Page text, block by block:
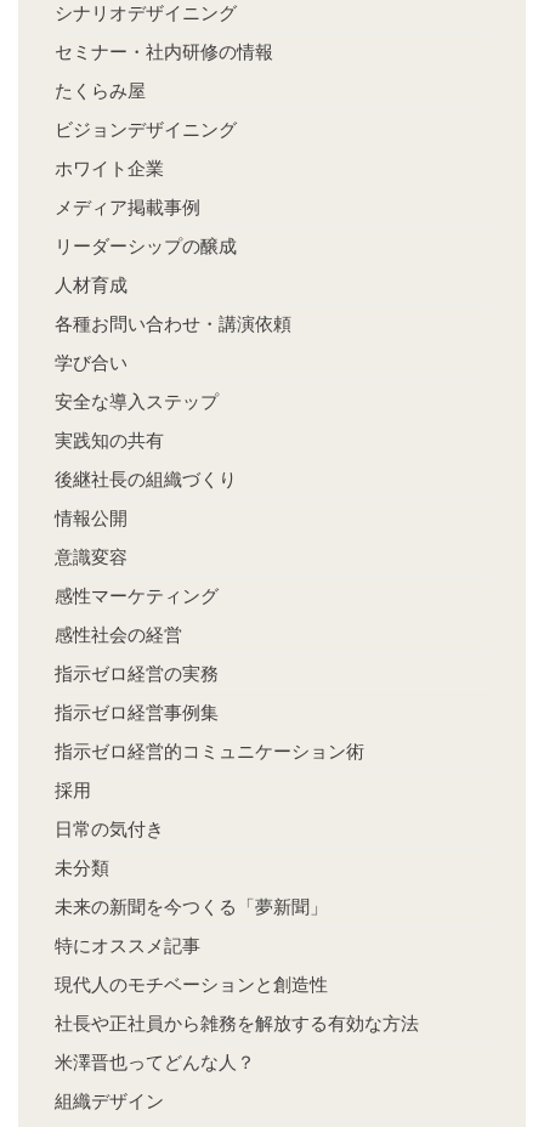
シナリオデザイニング
セミナー・社内研修の情報
たくらみ屋
ビジョンデザイニング
ホワイト企業
メディア掲載事例
リーダーシップの醸成
人材育成
各種お問い合わせ・講演依頼
学び合い
安全な導入ステップ
実践知の共有
後継社長の組織づくり
情報公開
意識変容
感性マーケティング
感性社会の経営
指示ゼロ経営の実務
指示ゼロ経営事例集
指示ゼロ経営的コミュニケーション術
採用
日常の気付き
未分類
未来の新聞を今つくる「夢新聞」
特にオススメ記事
現代人のモチベーションと創造性
社長や正社員から雑務を解放する有効な方法
米澤晋也ってどんな人？
組織デザイン